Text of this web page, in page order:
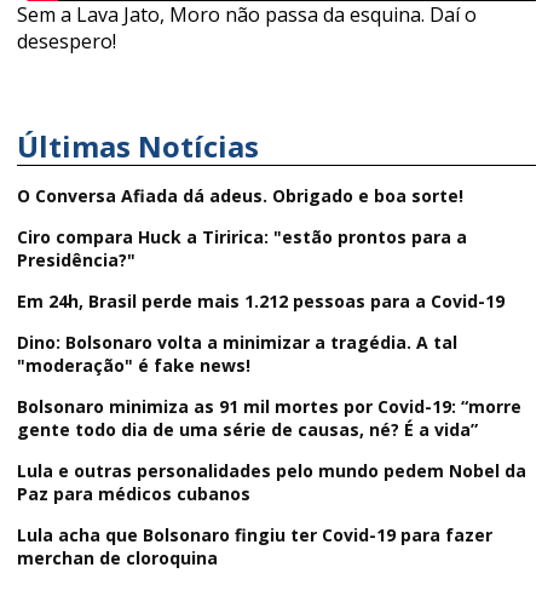
Sem a Lava Jato, Moro não passa da esquina. Daí o
desespero!
Últimas Notícias
O Conversa Afiada dá adeus. Obrigado e boa sorte!
Ciro compara Huck a Tiririca: "estão prontos para a
Presidência?"
Em 24h, Brasil perde mais 1.212 pessoas para a Covid-19
Dino: Bolsonaro volta a minimizar a tragédia. A tal
"moderação" é fake news!
Bolsonaro minimiza as 91 mil mortes por Covid-19: “morre
gente todo dia de uma série de causas, né? É a vida”
Lula e outras personalidades pelo mundo pedem Nobel da
Paz para médicos cubanos
Lula acha que Bolsonaro fingiu ter Covid-19 para fazer
merchan de cloroquina